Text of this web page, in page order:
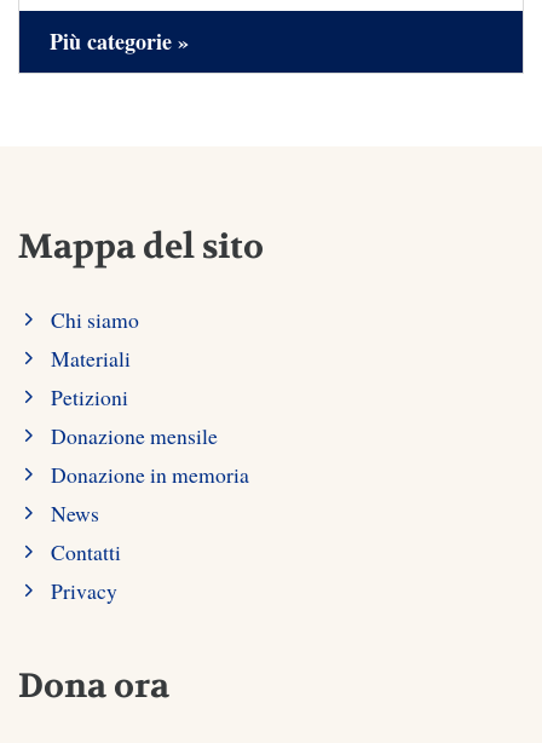
Più categorie »
Mappa del sito
Chi siamo
Materiali
Petizioni
Donazione mensile
Donazione in memoria
News
Contatti
Privacy
Dona ora